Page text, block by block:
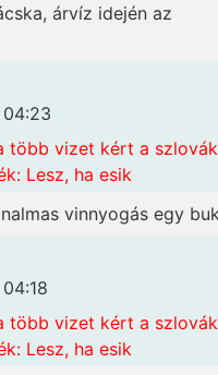
árvíz idején az
több vizet kért a
Lesz, ha esik
vinnyogás egy
több vizet kért a
Lesz, ha esik